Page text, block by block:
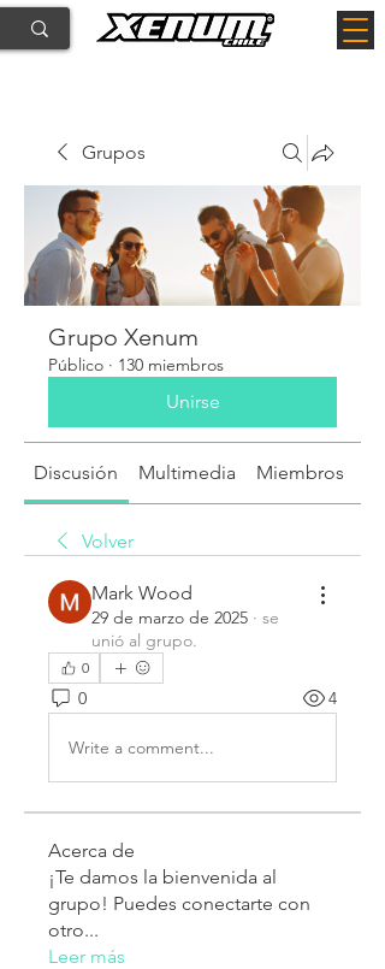
Grupos
Grupo Xenum
Público · 130 miembros
Unirse
Discusión Multimedia Miembros
Volver
Mark Wood
29 de marzo de 2025 · se
unió al grupo.
0
0 4
Write a comment...
Acerca de
¡Te damos la bienvenida al
grupo! Puedes conectarte con
otro...
Leer más